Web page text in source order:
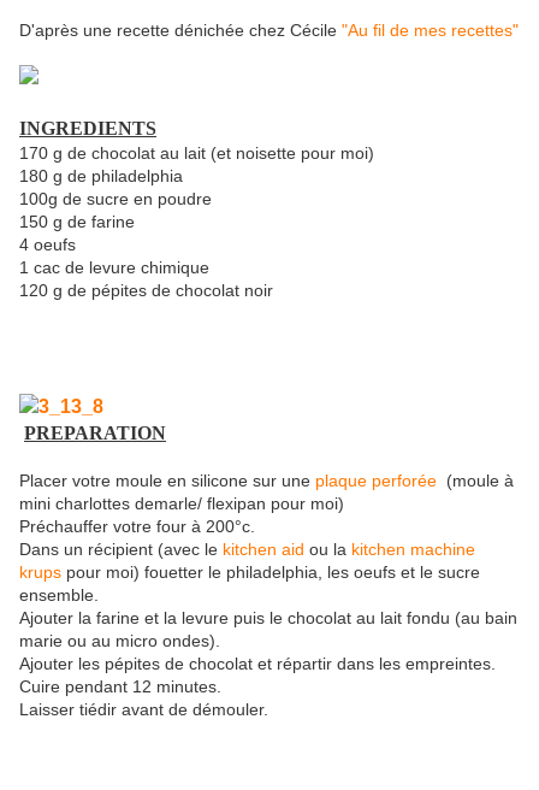
D'après une recette dénichée chez Cécile "Au fil de mes recettes"
INGREDIENTS
170 g de chocolat au lait (et noisette pour moi)
180 g de philadelphia
100g de sucre en poudre
150 g de farine
4 oeufs
1 cac de levure chimique
120 g de pépites de chocolat noir
PREPARATION
Placer votre moule en silicone sur une plaque perforée (moule à
mini charlottes demarle/ flexipan pour moi)
Préchauffer votre four à 200°c.
Dans un récipient (avec le kitchen aid ou la kitchen machine
krups pour moi) fouetter le philadelphia, les oeufs et le sucre
ensemble.
Ajouter la farine et la levure puis le chocolat au lait fondu (au bain
marie ou au micro ondes).
Ajouter les pépites de chocolat et répartir dans les empreintes.
Cuire pendant 12 minutes.
Laisser tiédir avant de démouler.